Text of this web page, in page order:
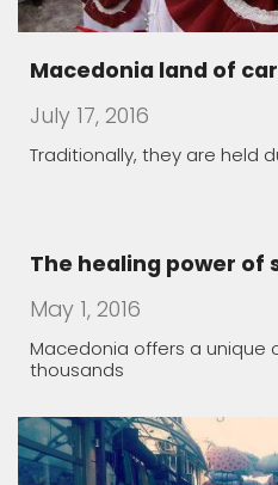
Macedonia land of
July 17, 2016
Traditionally, they are held
The healing power of
May 1, 2016
Macedonia offers a unique
thousands